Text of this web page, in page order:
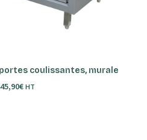
AU PANIERcoulissantes, murale
€ HT